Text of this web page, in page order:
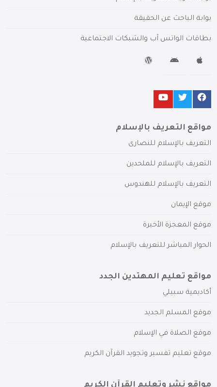
بوابة الباحث عن الحقيقة
بطاقات الواتس آب والشبكات الاجتماعية
مواقع التعريف بالإسلام
التعريف بالإسلام للنصارى
التعريف بالإسلام للملحدين
التعريف بالإسلام للهندوس
موقع الإيمان
موقع المعجزة الأخيرة
الحوار المباشر للتعريف بالإسلام
مواقع تعليم المهتدين الجدد
أكاديمية سبيلي
موقع المسلم الجديد
موقع الصلاة في الإسلام
موقع تعليم تفسير وتجويد القرآن الكريم
مواقع نشر وتعليم القرآن الكريم